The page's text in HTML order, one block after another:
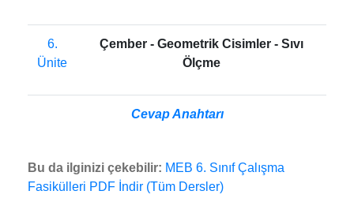
6.
Ünite
Çember - Geometrik Cisimler - Sıvı
Ölçme
Cevap Anahtarı
Bu da ilginizi çekebilir: MEB 6. Sınıf Çalışma
Fasikülleri PDF İndir (Tüm Dersler)